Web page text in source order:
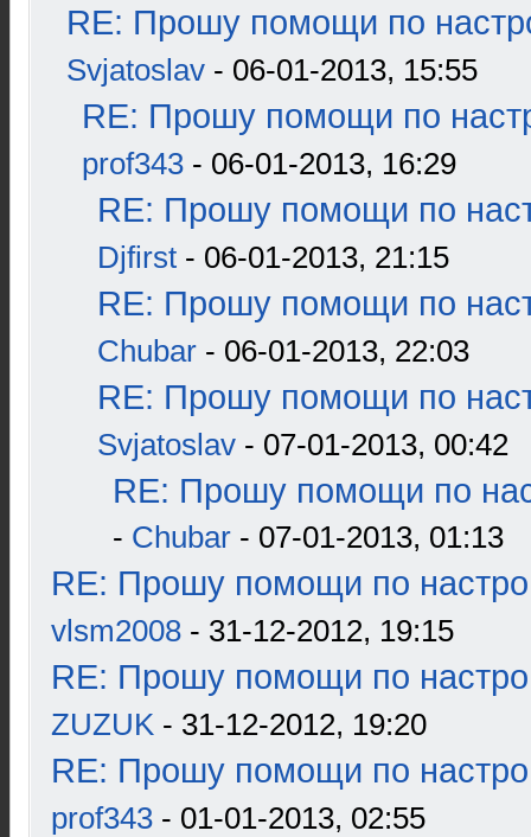
RE: Прошу помощи по
Svjatoslav - 06-01-2013, 15:55
RE: Прошу помощи по
prof343 - 06-01-2013, 16:29
RE: Прошу помощи по
Djfirst - 06-01-2013, 21:15
RE: Прошу помощи по
Chubar - 06-01-2013, 22:03
RE: Прошу помощи по
Svjatoslav - 07-01-2013, 00:42
RE: Прошу помощи по
- Chubar - 07-01-2013, 01:13
RE: Прошу помощи по
vlsm2008 - 31-12-2012, 19:15
RE: Прошу помощи по
ZUZUK - 31-12-2012, 19:20
RE: Прошу помощи по
prof343 - 01-01-2013, 02:55